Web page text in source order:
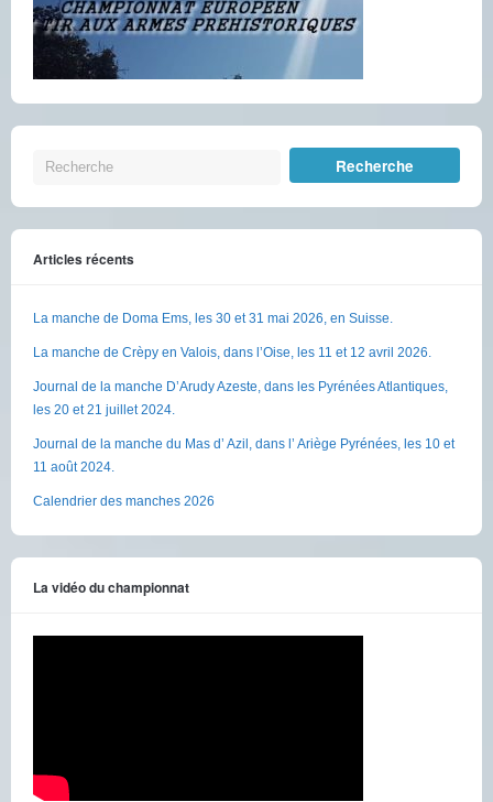
Articles récents
La manche de Doma Ems, les 30 et 31 mai 2026, en Suisse.
La manche de Crèpy en Valois, dans l’Oise, les 11 et 12 avril 2026.
Journal de la manche D’Arudy Azeste, dans les Pyrénées Atlantiques,
les 20 et 21 juillet 2024.
Journal de la manche du Mas d’ Azil, dans l’ Ariège Pyrénées, les 10 et
11 août 2024.
Calendrier des manches 2026
La vidéo du championnat